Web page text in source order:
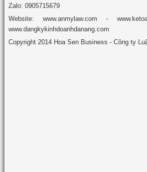
Zalo: 0905715679
Website: www.anmylaw.com -
www.dangkykinhdoanhdanang.com
Copyright 2014 Hoa Sen Business - Công ty